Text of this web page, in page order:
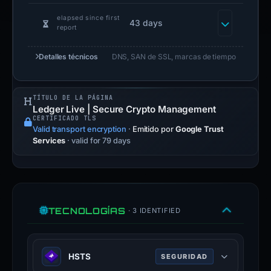
elapsed since first
report
43 days
Detalles técnicos DNS, SAN de SSL, marcas de tiempo
TÍTULO DE LA PÁGINA
Ledger Live | Secure Crypto Management
CERTIFICADO TLS
Valid transport encryption · Emitido por Google Trust
Services · valid for 79 days
TECNOLOGÍAS · 3 IDENTIFIED
HSTS SEGURIDAD